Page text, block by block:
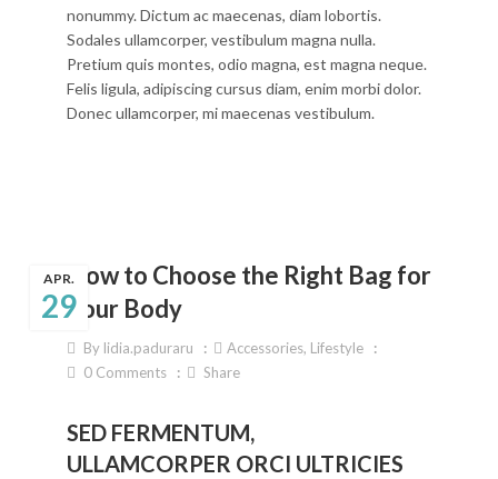
nonummy. Dictum ac maecenas, diam lobortis.
Sodales ullamcorper, vestibulum magna nulla.
Pretium quis montes, odio magna, est magna neque.
Felis ligula, adipiscing cursus diam, enim morbi dolor.
Donec ullamcorper, mi maecenas vestibulum.
29
APR.How to Choose the Right Bag for
Your Body
By lidia.paduraru Accessories, Lifestyle
0Comments Share
SED FERMENTUM,
ULLAMCORPER ORCI ULTRICIES